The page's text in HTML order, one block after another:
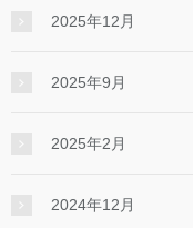
2025年12月
2025年9月
2025年2月
2024年12月